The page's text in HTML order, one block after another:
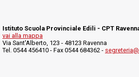
Istituto Scuola Provinciale Edili - CPT
vai alla mappa
Via Sant'Alberto, 123 - 48123 Ravenna
Tel. 0544 456410 - Fax 0544 684362 -